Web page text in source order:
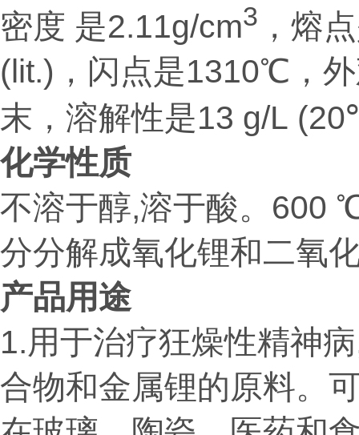
密度 是2.11g/cm3 ，熔
(lit.)，闪点是1310℃，
末，溶解性是13 g/L
化学性质
不溶于醇,溶于酸。600
分分解成氧化锂和二氧
产品用途
1.用于治疗狂燥性精神
合物和金属锂的原料。